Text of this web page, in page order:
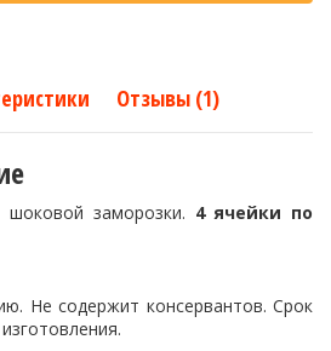
Отзывы (1)
шоковой заморозки. 4 ячейки по
Не содержит консервантов. Срок